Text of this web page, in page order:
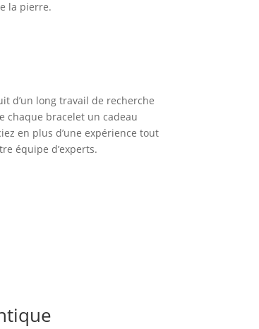
la pierre.
d’un long travail de recherche
chaque bracelet un cadeau
en plus d’une expérience tout
équipe d’experts.